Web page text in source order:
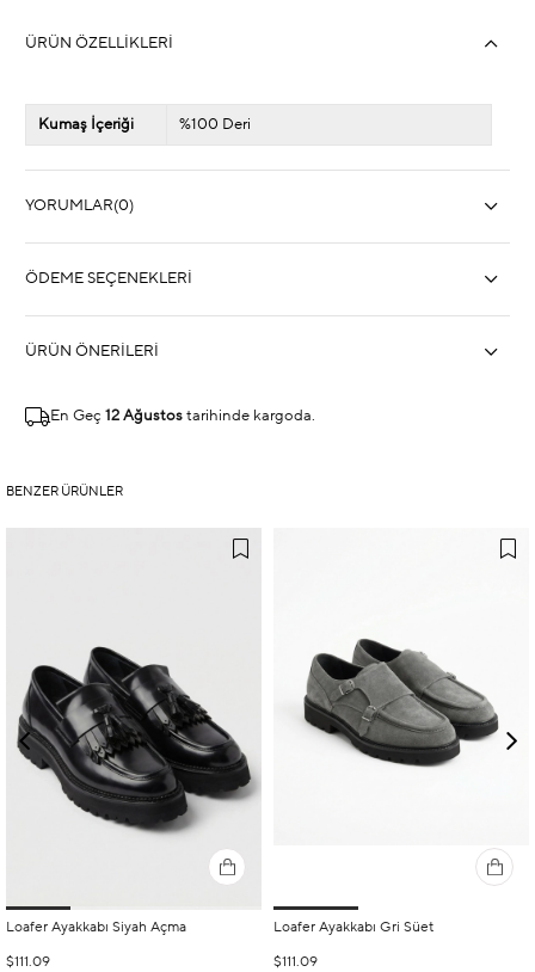
ÜRÜN ÖZELLIKLERI
Kumaş İçeriği %100 Deri
YORUMLAR(0)
ÖDEME SEÇENEKLERI
ÜRÜN ÖNERILERI
En Geç 12 Ağustos tarihinde kargoda.
BENZER ÜRÜNLER
Loafer Ayakkabı Siyah Açma
$111.09
Loafer Ayakkabı Gri Süet
$111.09